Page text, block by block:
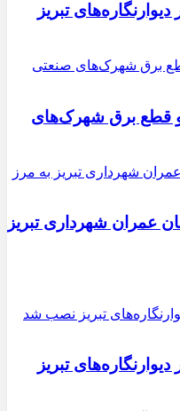
تبریز
و قطع برق شهرک‌های
عمران شهرداری تبریز
تبریز